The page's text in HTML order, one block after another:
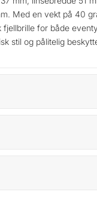
Med en vekt på 40
fjellbrille for både
stil og pålitelig